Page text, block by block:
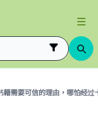
籍需要可信的理由，哪怕经过